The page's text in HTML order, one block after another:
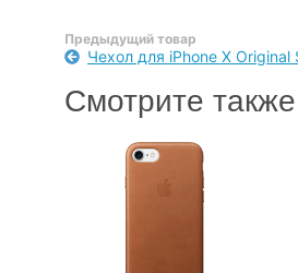
Предыдущий товар
Чехол для iPhone X Original
Смотрите также